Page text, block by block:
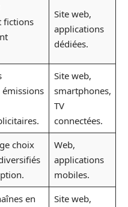
fictions
Site web,
applications
dédiées.
Site web,
smartphones,
TV
connectées.
choix
Web,
applications
mobiles.
en
Site web,